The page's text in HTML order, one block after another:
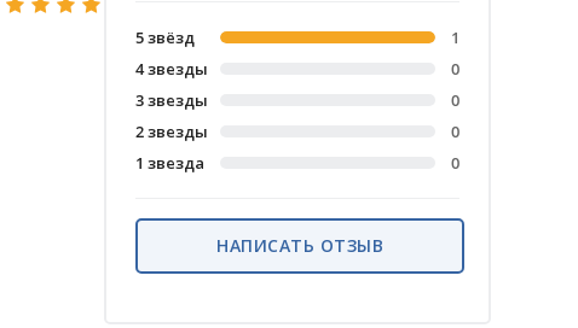
5 звёзд
1
4 звезды
0
3 звезды
0
2 звезды
0
1 звезда
0
НАПИСАТЬ ОТЗЫВ